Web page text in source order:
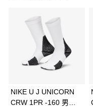
3 期 0 利率 每期
合作金庫商業銀行
華南商業銀行
上海商業儲蓄銀行
Apple Pay
全盈+PAY
NIKE U J UNICORN
CRW 1PR -160 男女